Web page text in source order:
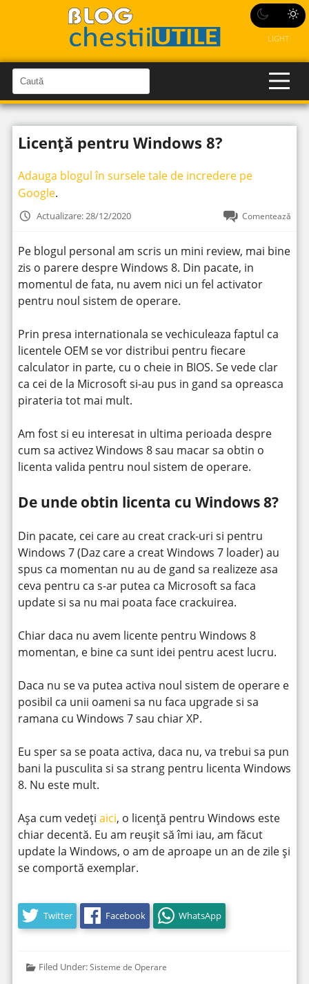
LIGHT
a
u
t
n
C
a
u
î
n
t
Licență pentru Windows 8?
Adauga blogul în sursele tale de incredere pe
Google.
Actualizare: 28/12/2020 Comentează
Pe blogul personal am scris un mini review, mai bine
zis o parere despre Windows 8. Din pacate, in
momentul de fata, nu avem nici un fel activator
pentru noul sistem de operare.
Prin presa internationala se vechiculeaza faptul ca
licentele OEM se vor distribui pentru fiecare
calculator in parte, cu o cheie in BIOS. Se vede clar
ca cei de la Microsoft si-au pus in gand sa opreasca
pirateria tot mai mult.
Am fost si eu interesat in ultima perioada despre
cum sa activez Windows 8 sau macar sa obtin o
licenta valida pentru noul sistem de operare.
De unde obtin licenta cu Windows 8?
Din pacate, cei care au creat crack-uri si pentru
Windows 7 (Daz care a creat Windows 7 loader) au
spus ca momentan nu au de gand sa realizeze asa
ceva pentru ca s-ar putea ca Microsoft sa faca
update si sa nu mai poata face crackuirea.
Chiar daca nu avem licente pentru Windows 8
momentan, e bine ca sunt idei pentru acest lucru.
Daca nu se va putea activa noul sistem de operare e
posibil ca unii oameni sa nu faca upgrade si sa
ramana cu Windows 7 sau chiar XP.
Eu sper sa se poata activa, daca nu, va trebui sa pun
bani la pusculita si sa strang pentru licenta Windows
8. Nu este mult.
Așa cum vedeți aici, o licență pentru Windows este
chiar decentă. Eu am reușit să îmi iau, am făcut
update la Windows, o am de aproape un an de zile și
se comportă exemplar.
Twitter Facebook WhatsApp
Filed Under:Sisteme de Operare